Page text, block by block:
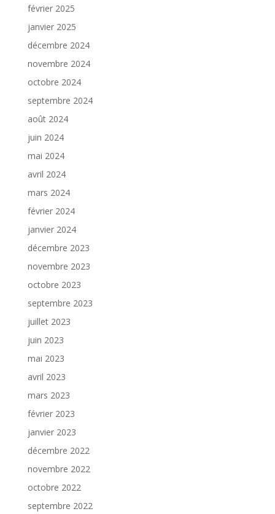
février 2025
janvier 2025
décembre 2024
novembre 2024
octobre 2024
septembre 2024
août 2024
juin 2024
mai 2024
avril 2024
mars 2024
février 2024
janvier 2024
décembre 2023
novembre 2023
octobre 2023
septembre 2023
juillet 2023
juin 2023
mai 2023
avril 2023
mars 2023
février 2023
janvier 2023
décembre 2022
novembre 2022
octobre 2022
septembre 2022